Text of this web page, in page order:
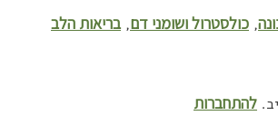
, כולסטרול ושומני דם,בריאות הלב
להתחברות